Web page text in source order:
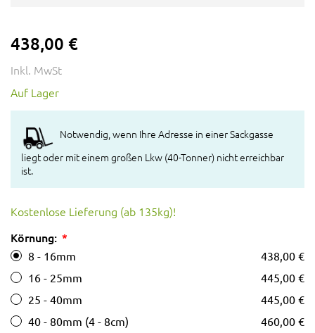
438,00 €
Inkl. MwSt
Auf Lager
Notwendig, wenn Ihre Adresse in einer Sackgasse
liegt oder mit einem großen Lkw (40-Tonner) nicht erreichbar
ist.
Kostenlose Lieferung (ab 135kg)!
Körnung:
8 - 16mm
438,00 €
16 - 25mm
445,00 €
25 - 40mm
445,00 €
40 - 80mm (4 - 8cm)
460,00 €